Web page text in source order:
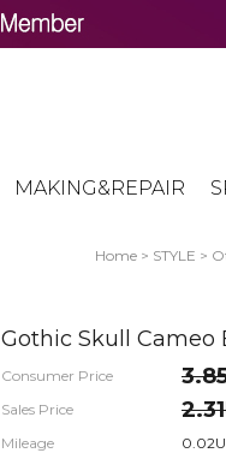
MAKING&REPAIR
Home > STYLE >
Gothic Skull Cameo
Consumer Price
Sales Price
Mileage